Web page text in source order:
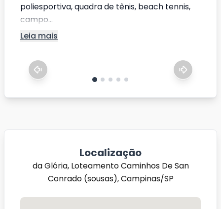
poliesportiva, quadra de tênis, beach tennis,
campo...
Leia mais
Localização
da Glória, Loteamento Caminhos De San
Conrado (sousas), Campinas/SP